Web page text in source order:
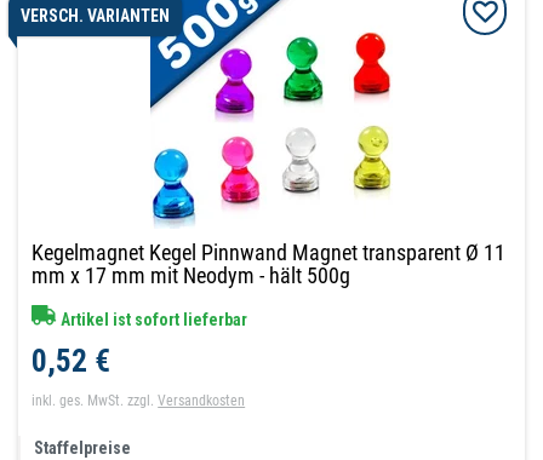
VERSCH. VARIANTEN
Kegelmagnet Kegel Pinnwand Magnet transparent Ø 11
mm x 17 mm mit Neodym - hält 500g
Artikel ist sofort lieferbar
0,52 €
inkl. ges. MwSt. zzgl.Versandkosten
Staffelpreise